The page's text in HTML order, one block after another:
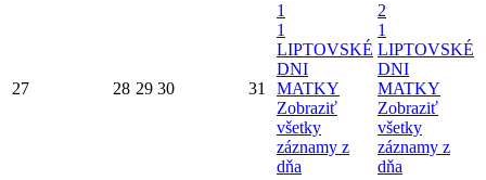
27 28 29 30 31
1
1
LIPTOVSKÉ
DNI
MATKY
Zobraziť
všetky
záznamy z
dňa
2
1
LIPTOVSKÉ
DNI
MATKY
Zobraziť
všetky
záznamy z
dňa